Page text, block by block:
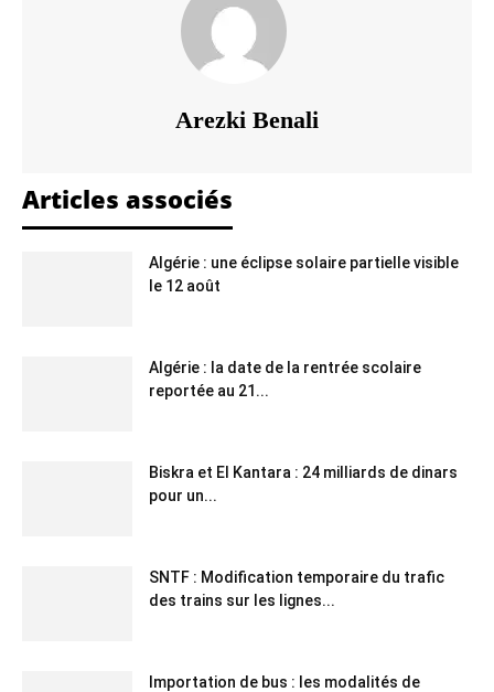
Arezki Benali
Articles associés
Algérie : une éclipse solaire partielle visible
le 12 août
Algérie : la date de la rentrée scolaire
reportée au 21...
Biskra et El Kantara : 24 milliards de dinars
pour un...
SNTF : Modification temporaire du trafic
des trains sur les lignes...
Importation de bus : les modalités de